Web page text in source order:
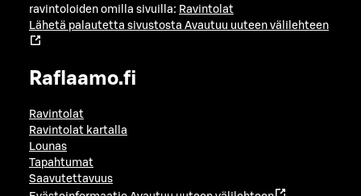
ravintoloiden omilla sivuilla: Ravintolat
Lähetä palautetta sivustosta Avautuu uuteen välilehteen
Raflaamo.fi
Ravintolat
Ravintolat kartalla
Lounas
Tapahtumat
Saavutettavuus